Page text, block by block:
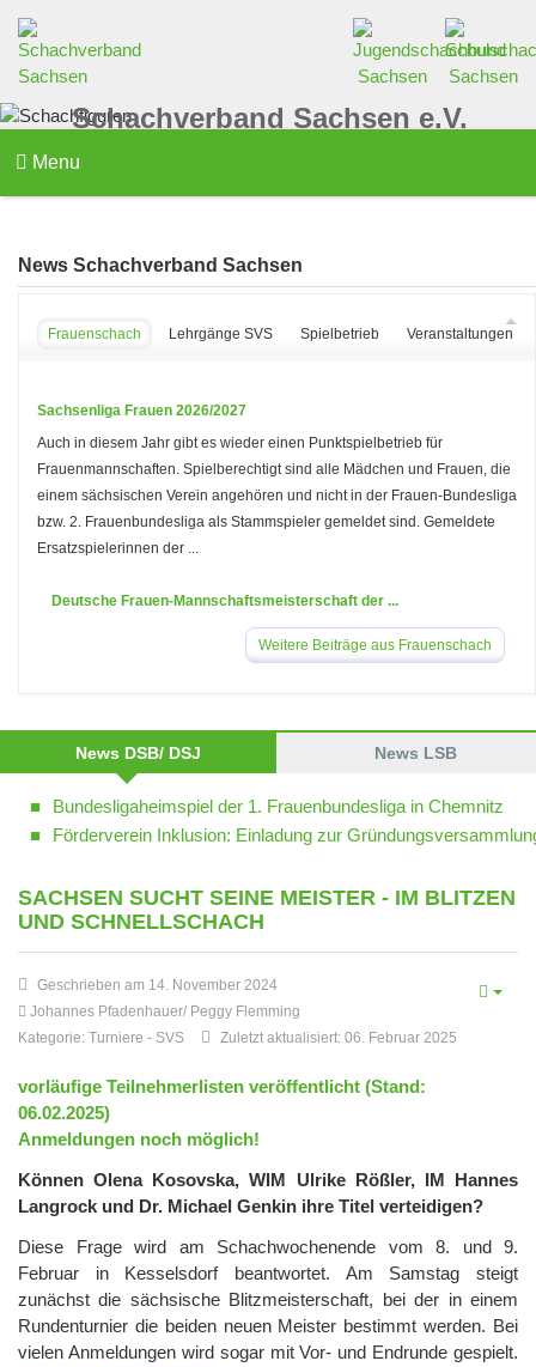
Schachverband Sachsen e.V.
Menu
News Schachverband Sachsen
Frauenschach Lehrgänge SVS Spielbetrieb Veranstaltungen
Sachsenliga Frauen 2026/2027
Auch in diesem Jahr gibt es wieder einen Punktspielbetrieb für
Frauenmannschaften. Spielberechtigt sind alle Mädchen und Frauen, die
einem sächsischen Verein angehören und nicht in der Frauen-Bundesliga
bzw. 2. Frauenbundesliga als Stammspieler gemeldet sind. Gemeldete
Ersatzspielerinnen der ...
Deutsche Frauen-Mannschaftsmeisterschaft der ...
Weitere Beiträge aus Frauenschach
News DSB/ DSJ News LSB
Bundesligaheimspiel der 1. Frauenbundesliga in Chemnitz
Förderverein Inklusion: Einladung zur
SACHSEN SUCHT SEINE MEISTER - IM BLITZEN
UND SCHNELLSCHACH
Geschrieben am 14. November 2024
Johannes Pfadenhauer/ Peggy Flemming
Kategorie: Turniere - SVS Zuletzt aktualisiert: 06. Februar 2025
vorläufige Teilnehmerlisten veröffentlicht (Stand:
06.02.2025)
Anmeldungen noch möglich!
Können Olena Kosovska, WIM Ulrike Rößler, IM Hannes
Langrock und Dr. Michael Genkin ihre Titel verteidigen?
Diese Frage wird am Schachwochenende vom 8. und 9.
Februar in Kesselsdorf beantwortet. Am Samstag steigt
zunächst die sächsische Blitzmeisterschaft, bei der in einem
Rundenturnier die beiden neuen Meister bestimmt werden. Bei
vielen Anmeldungen wird sogar mit Vor- und Endrunde gespielt.